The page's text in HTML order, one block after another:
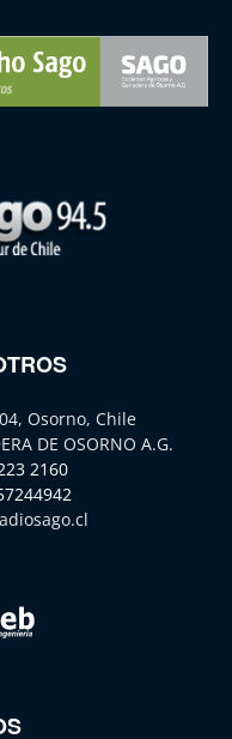
Osorno, Chile
DE OSORNO A.G.
2160